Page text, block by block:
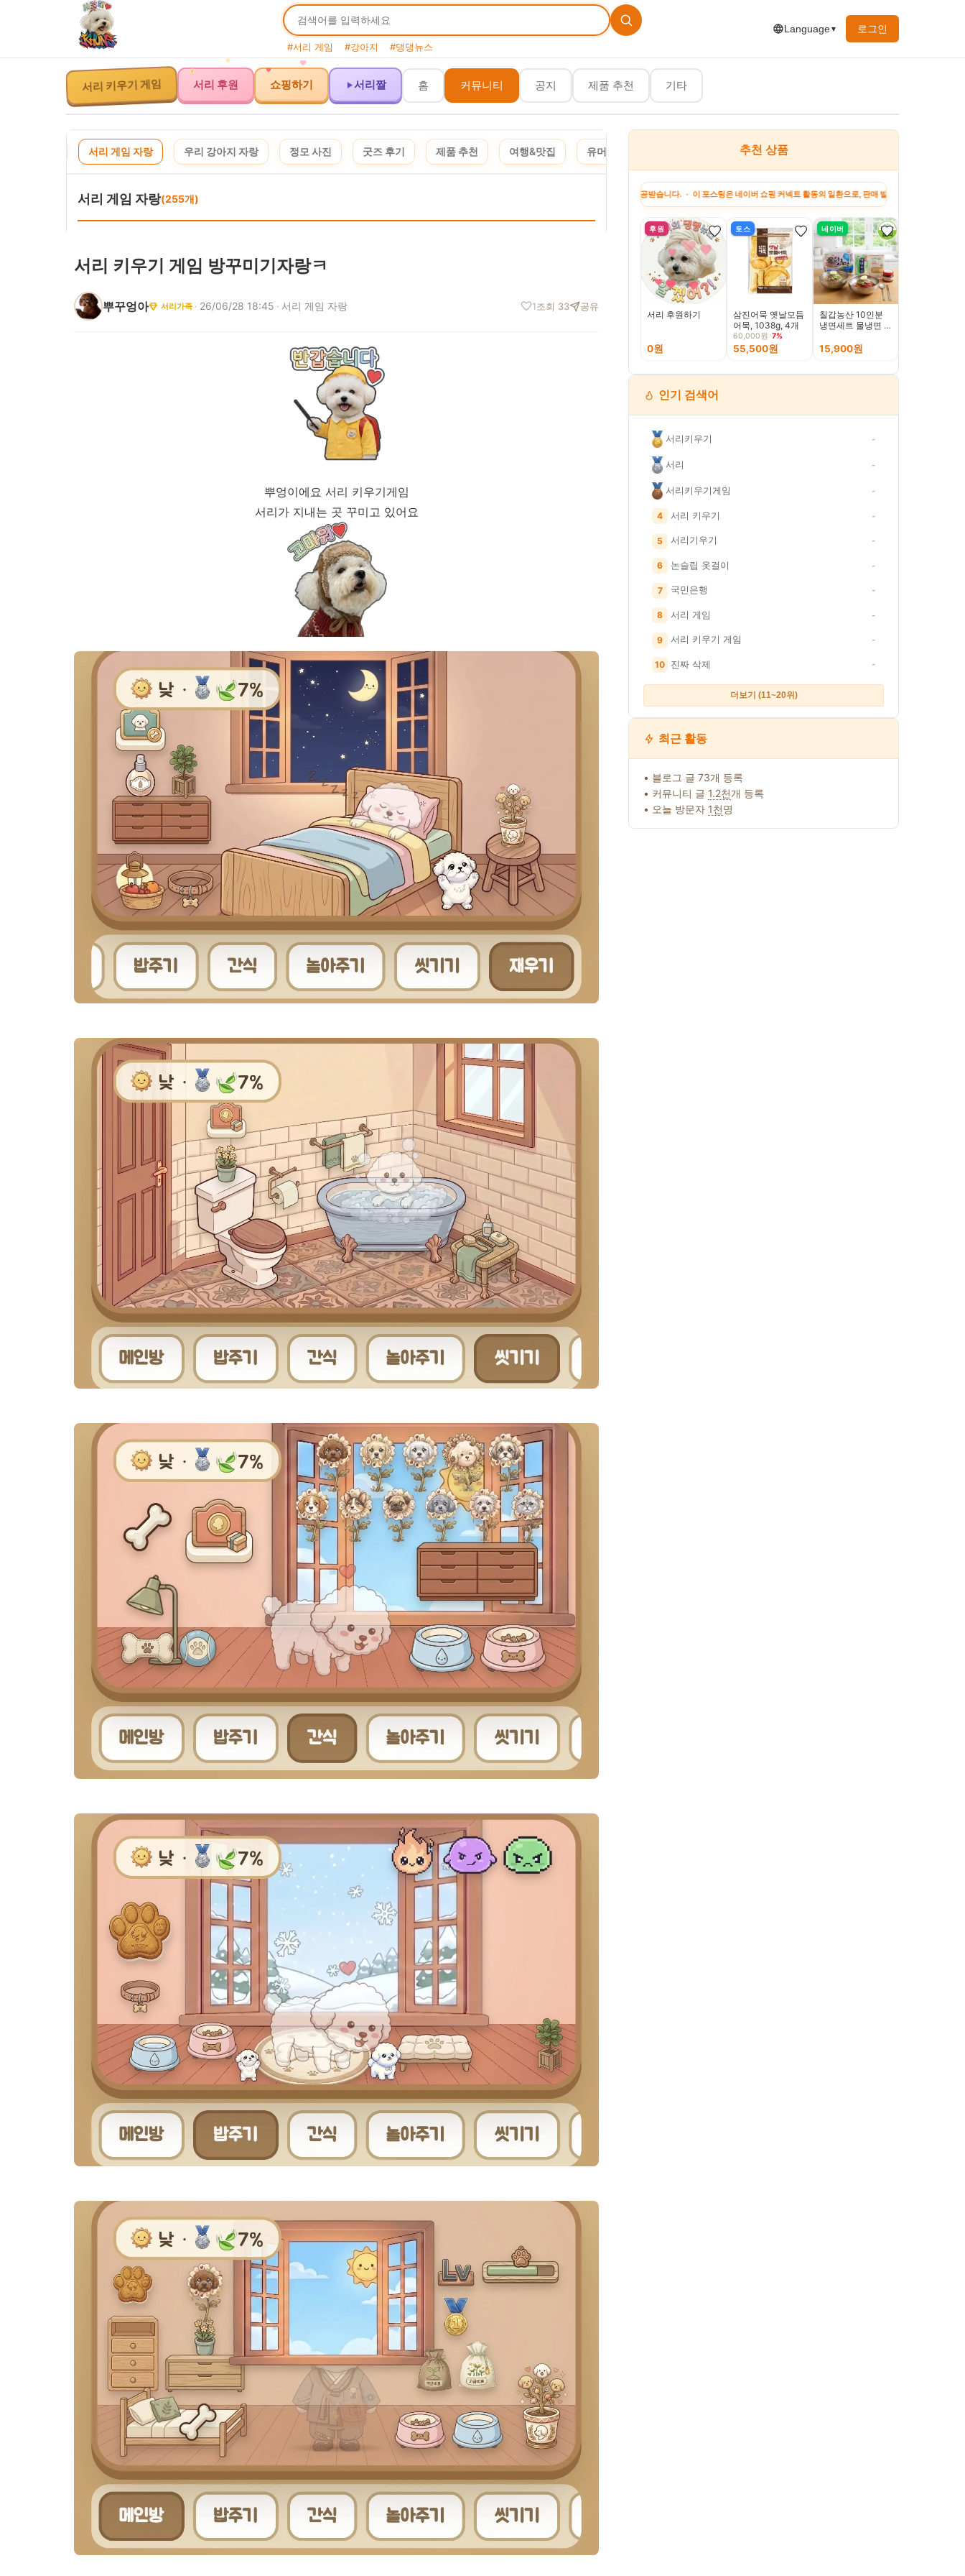
#서리 게임 #강아지 #댕댕뉴스
Language▼ 로그인
서리 키우기 게임 서리 후원 쇼핑하기 서리짤 홈 커뮤니티 공지 제품 추천 기타
서리 게임 자랑 우리 강아지 자랑 정모 사진 굿즈 후기 제품 추천 여행&맛집 유머&짤 지원금 정보
서리 게임 자랑(255개)
서리 키우기 게임 방꾸미기자랑ㅋ
뿌꾸엉아 서리가족 · 26/06/28 18:45 · 서리 게임 자랑 1조회 33 공유
뿌엉이에요 서리 키우기게임
서리가 지내는 곳 꾸미고 있어요
추천 상품
이 포스팅은 쿠팡 파트너스 활동의 일환으로, 이에 따른 일정액의 수수료를 제공받습니다. · 이 포스팅은 네이버 쇼핑 커넥트 활동의 일환으로, 판매 발생 시 수수료를 제공받습니다. · 이 포스팅은
후원
서리 후원하기
0원
토스
삼진어묵 옛날모듬
어묵, 1038g, 4개
60,000원 7%
55,500원
네이버
칠갑농산 10인분
냉면세트 물냉면 비
15,900원
인기 검색어
서리키우기 -
서리 -
서리키우기게임 -
4 서리 키우기 -
5 서리기우기 -
6 논슬립 옷걸이 -
7 국민은행 -
8 서리 게임 -
9 서리 키우기 게임 -
10 진짜 삭제 -
더보기 (11~20위)
최근 활동
• 블로그 글 73개 등록
• 커뮤니티 글 1.2천개 등록
• 오늘 방문자 1천명